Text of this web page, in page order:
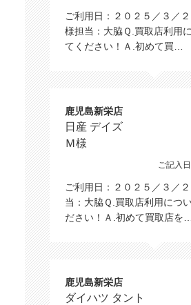
ご利用日：２０２５／３／
様担当：大脇Ｑ.買取店利用
てください！Ａ.初めて買…
鹿児島新栄店
日産 デイズ
Ｍ様
ご記入
ご利用日：２０２５／３／
当：大脇Ｑ.買取店利用につ
ださい！Ａ.初めて買取店を…
鹿児島新栄店
ダイハツ タント